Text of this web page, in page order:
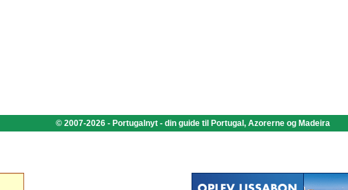
© 2007-2026 - Portugalnyt - din guide til Portugal, Azorerne og Madeira